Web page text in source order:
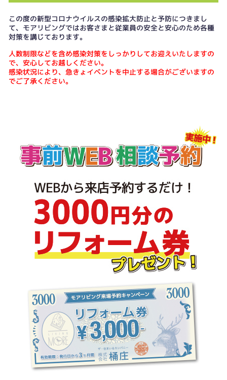
この度の新型コロナウイルスの感染拡大防止と予防につきまし
て、モアリビングではお客さまと従業員の安全と安心のため各種
対策を講じております。
人数制限などを含め感染対策をしっかりしてお迎えいたしますの
で、安心してお越しください。
感染状況により、急きょイベントを中止する場合がございますの
でご了承ください。